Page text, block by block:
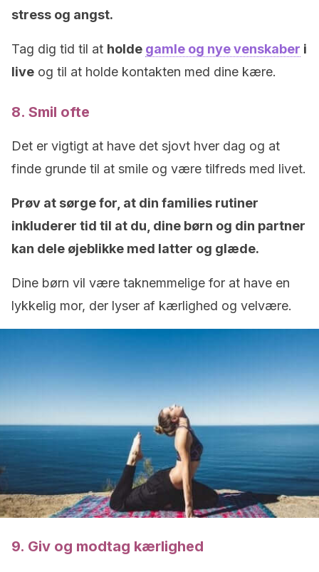
stress og angst.
Tag dig tid til at holde gamle og nye venskaber i
live og til at holde kontakten med dine kære.
8. Smil ofte
Det er vigtigt at have det sjovt hver dag og at
finde grunde til at smile og være tilfreds med livet.
Prøv at sørge for, at din families rutiner
inkluderer tid til at du, dine børn og din partner
kan dele øjeblikke med latter og glæde.
Dine børn vil være taknemmelige for at have en
lykkelig mor, der lyser af kærlighed og velvære.
9. Giv og modtag kærlighed